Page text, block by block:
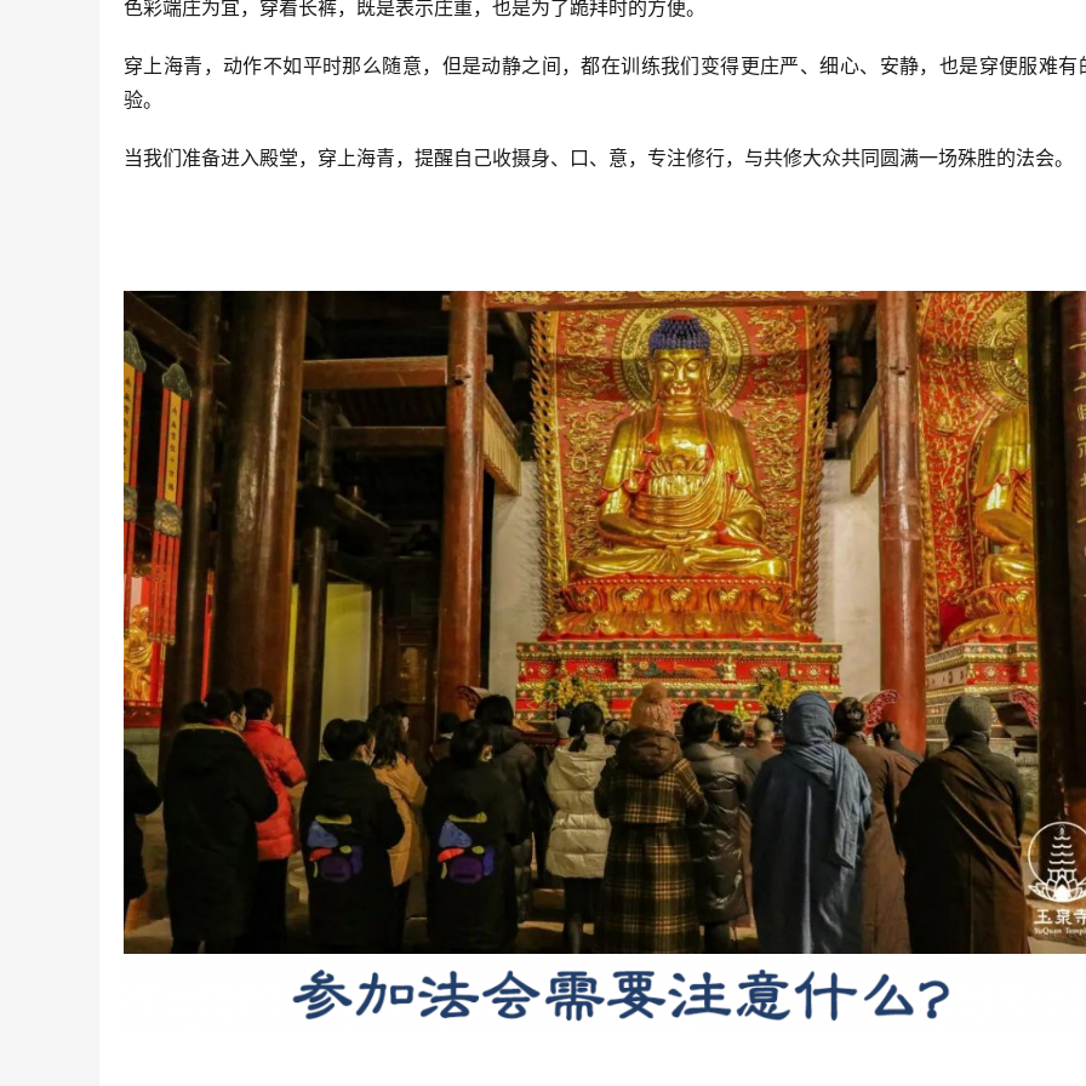
色彩端庄为宜，穿着长裤，既是表示庄重，也是为了跪拜时的方便。
穿上海青，动作不如平时那么随意，但是动静之间，都在训练我们变得更庄严、细心、安静，也是穿便服难有
验。
当我们准备进入殿堂，穿上海青，提醒自己收摄身、口、意，专注修行，与共修大众共同圆满一场殊胜的法会。